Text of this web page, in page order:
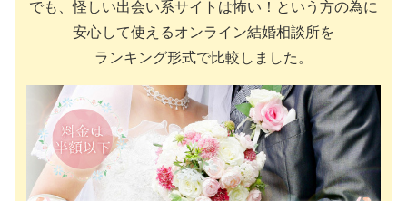
でも、怪しい出会い系サイトは怖い！という方の為に
安心して使えるオンライン結婚相談所を
ランキング形式で比較しました。